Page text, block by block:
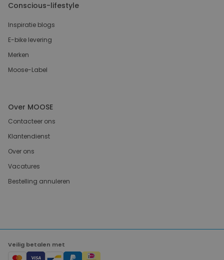
Conscious-lifestyle
Inspiratie blogs
E-bike levering
Merken
Moose-Label
Over MOOSE
Contacteer ons
Klantendienst
Over ons
Vacatures
Bestelling annuleren
Veilig betalen met